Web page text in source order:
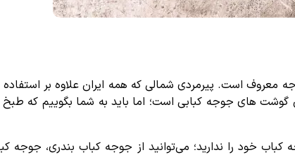
است. پیرمردی شمالی که همه ایران علاوه بر استفاده
های جوجه کبابی است؛ اما باید به شما بگوییم که طبخ
خود را ندارید؛ می‌توانید از جوجه کباب بندری، جوجه